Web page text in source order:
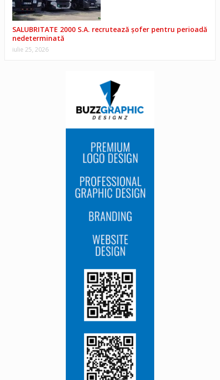
SALUBRITATE 2000 S.A. recrutează șofer pentru perioadă
nedeterminată
iulie 25, 2026